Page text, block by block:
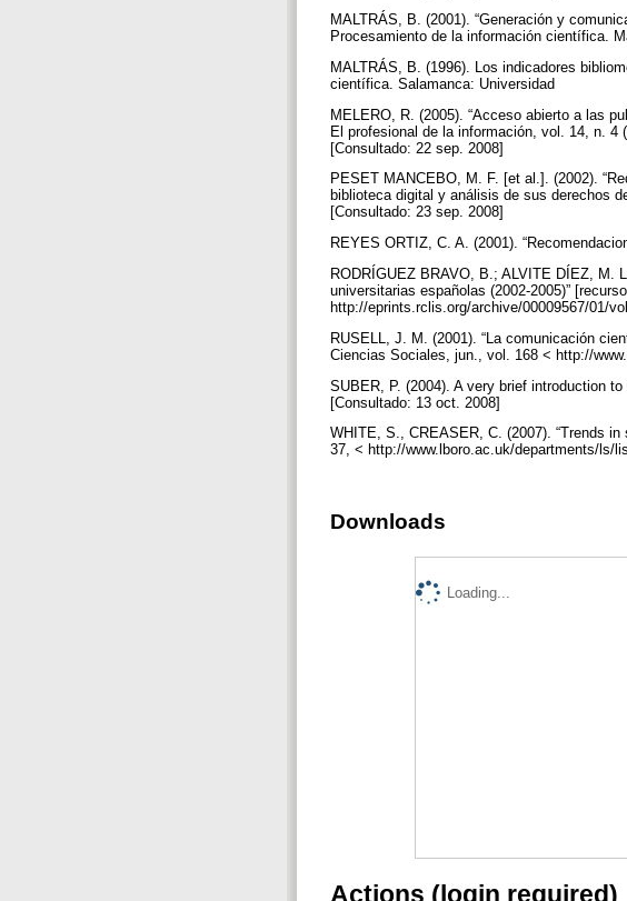
MALTRÁS, B. (2001). “Generación y
Procesamiento de la información científica.
MALTRÁS, B. (1996). Los indicadores
científica. Salamanca: Universidad
MELERO, R. (2005). “Acceso abierto a las
El profesional de la información, vol. 14, n. 4
[Consultado: 22 sep. 2008]
PESET MANCEBO, M. F. [et al.]. (2002).
biblioteca digital y análisis de sus derechos
[Consultado: 23 sep. 2008]
REYES ORTIZ, C. A. (2001).
RODRÍGUEZ BRAVO, B.; ALVITE DÍEZ, M.
universitarias españolas (2002-2005)”
http://eprints.rclis.org/archive/00009567/01/
RUSELL, J. M. (2001). “La comunicación
Ciencias Sociales, jun., vol. 168 < http://
SUBER, P. (2004). A very brief introduction
[Consultado: 13 oct. 2008]
WHITE, S., CREASER, C. (2007). “Trends
37, < http://www.lboro.ac.uk/departments/ls/
Downloads
Loading...
Actions (login required)